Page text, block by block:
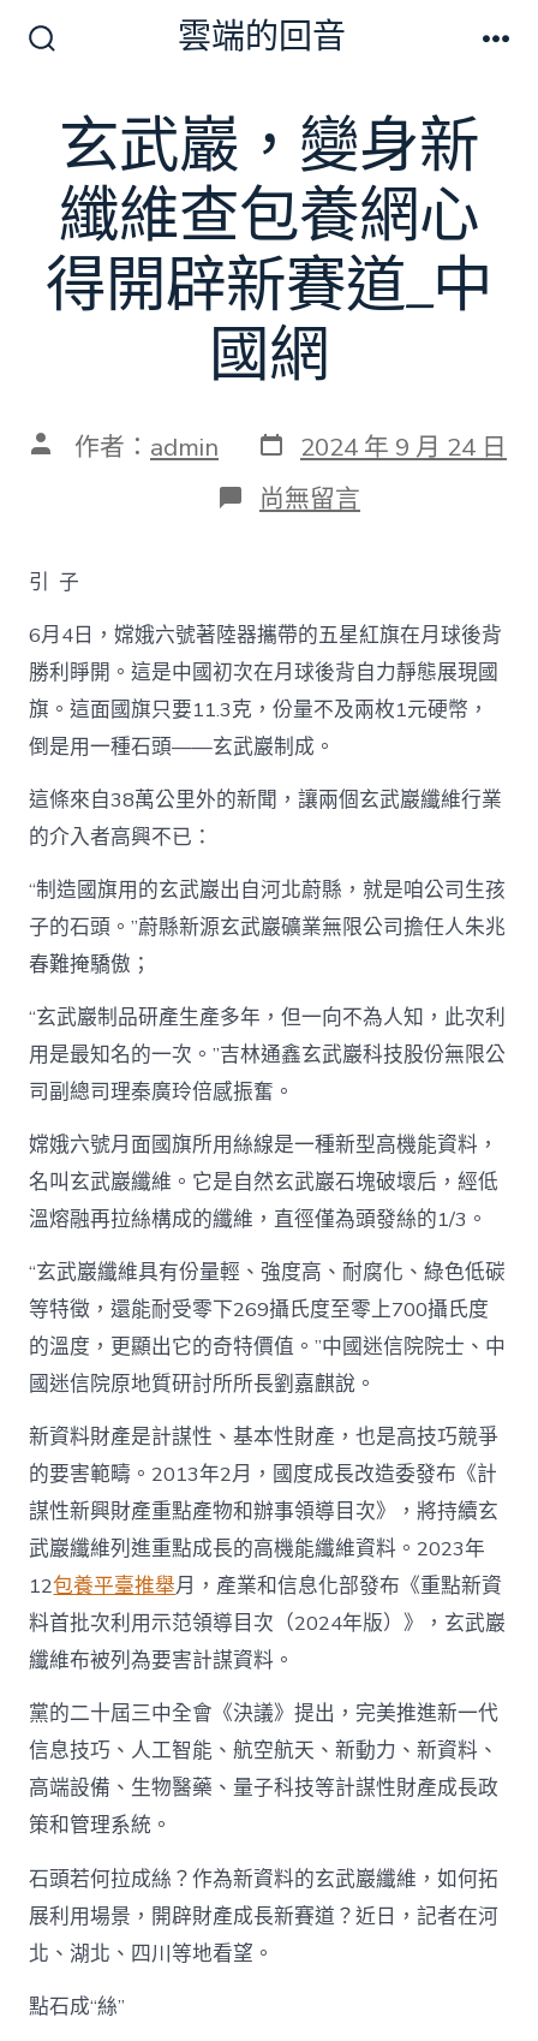
換
開
關
雲端的回音
玄武巖，變身新
纖維查包養網心
得開辟新賽道_中
國網
文 作者： admin 發
表
日
期
2024 年 9 月 24 日
在
〈玄
身
新
纖
維
查
包
養
網
心
辟
新
賽
中
國
網〉
中
尚無留言
引 子
6月4日，嫦娥六號著陸器攜帶的五星紅旗在月球後背
勝利睜開。這是中國初次在月球後背自力靜態展現國
旗。這面國旗只要11.3克，份量不及兩枚1元硬幣，
倒是用一種石頭——玄武巖制成。
這條來自38萬公里外的新聞，讓兩個玄武巖纖維行業
的介入者高興不已：
“制造國旗用的玄武巖出自河北蔚縣，就是咱公司生孩
子的石頭。”蔚縣新源玄武巖礦業無限公司擔任人朱兆
春難掩驕傲；
“玄武巖制品研產生產多年，但一向不為人知，此次利
用是最知名的一次。”吉林通鑫玄武巖科技股份無限公
司副總司理秦廣玲倍感振奮。
嫦娥六號月面國旗所用絲線是一種新型高機能資料，
名叫玄武巖纖維。它是自然玄武巖石塊破壞后，經低
溫熔融再拉絲構成的纖維，直徑僅為頭發絲的1/3。
“玄武巖纖維具有份量輕、強度高、耐腐化、綠色低碳
等特徵，還能耐受零下269攝氏度至零上700攝氏度
的溫度，更顯出它的奇特價值。”中國迷信院院士、中
國迷信院原地質研討所所長劉嘉麒說。
新資料財產是計謀性、基本性財產，也是高技巧競爭
的要害範疇。2013年2月，國度成長改造委發布《計
謀性新興財產重點產物和辦事領導目次》，將持續玄
武巖纖維列進重點成長的高機能纖維資料。2023年
12包養平臺推舉月，產業和信息化部發布《重點新資
料首批次利用示范領導目次（2024年版）》，玄武巖
纖維布被列為要害計謀資料。
黨的二十屆三中全會《決議》提出，完美推進新一代
信息技巧、人工智能、航空航天、新動力、新資料、
高端設備、生物醫藥、量子科技等計謀性財產成長政
策和管理系統。
石頭若何拉成絲？作為新資料的玄武巖纖維，如何拓
展利用場景，開辟財產成長新賽道？近日，記者在河
北、湖北、四川等地看望。
點石成“絲”